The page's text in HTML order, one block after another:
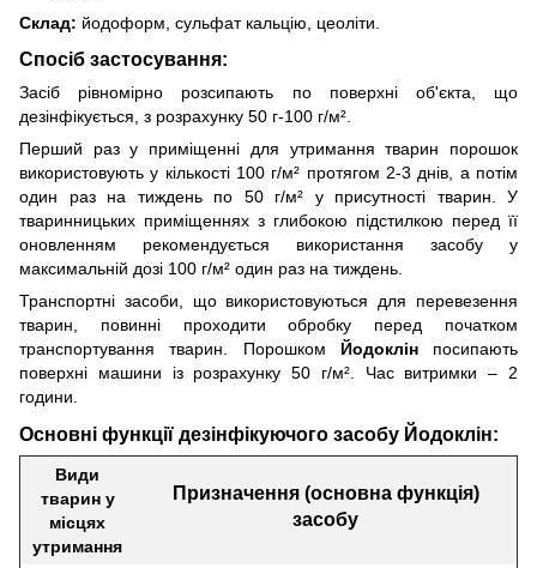
Склад: йодоформ, сульфат кальцію, цеоліти.
Спосіб застосування:
Засіб рівномірно розсипають по поверхні об'єкта, що
дезінфікується, з розрахунку 50 г-100 г/м².
Перший раз у приміщенні для утримання тварин порошок
використовують у кількості 100 г/м² протягом 2-3 днів, а потім
один раз на тиждень по 50 г/м² у присутності тварин. У
тваринницьких приміщеннях з глибокою підстилкою перед її
оновленням рекомендується використання засобу у
максимальній дозі 100 г/м² один раз на тиждень.
Транспортні засоби, що використовуються для перевезення
тварин, повинні проходити обробку перед початком
транспортування тварин. Порошком Йодоклінпосипають
поверхні машини із розрахунку 50 г/м². Час витримки – 2
години.
Основні функції дезінфікуючого засобу Йодоклін:
Види
тварин у
місцях
утримання
Призначення (основна функція)
засобу